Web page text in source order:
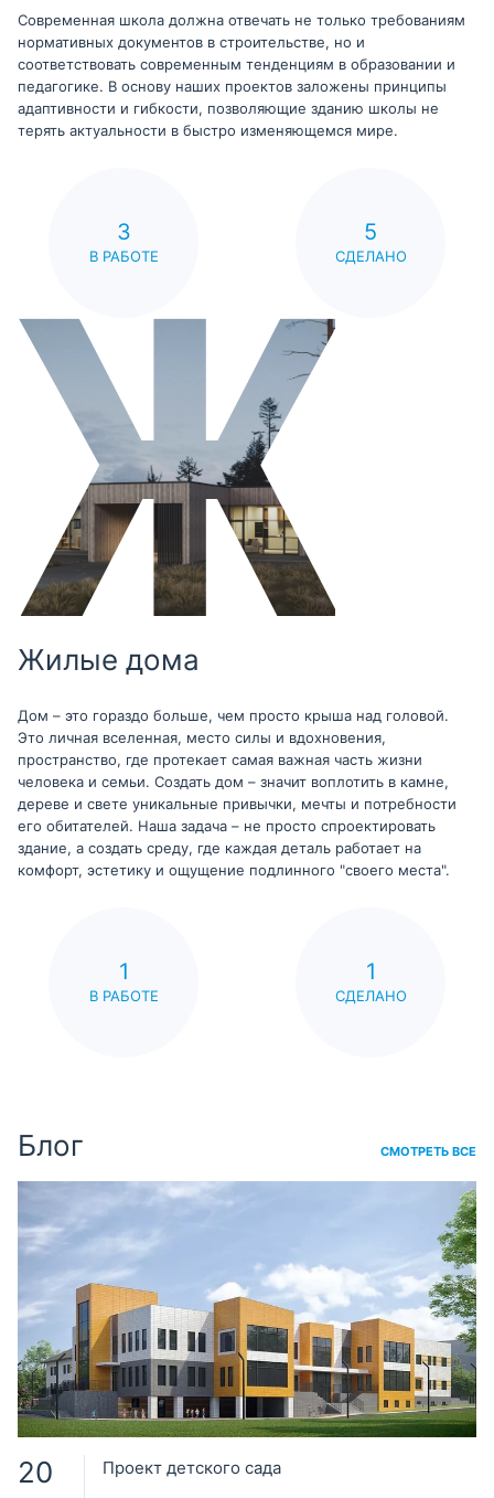
Современная школа должна отвечать не только требованиям
нормативных документов в строительстве, но и
соответствовать современным тенденциям в образовании и
педагогике. В основу наших проектов заложены принципы
адаптивности и гибкости, позволяющие зданию школы не
терять актуальности в быстро изменяющемся мире.
3
В РАБОТЕ
5
СДЕЛАНО
Жилые дома
Дом – это гораздо больше, чем просто крыша над головой.
Это личная вселенная, место силы и вдохновения,
пространство, где протекает самая важная часть жизни
человека и семьи. Создать дом – значит воплотить в камне,
дереве и свете уникальные привычки, мечты и потребности
его обитателей. Наша задача – не просто спроектировать
здание, а создать среду, где каждая деталь работает на
комфорт, эстетику и ощущение подлинного "своего места".
1
В РАБОТЕ
1
СДЕЛАНО
Блог СМОТРЕТЬ ВСЕ
20 Проект детского сада